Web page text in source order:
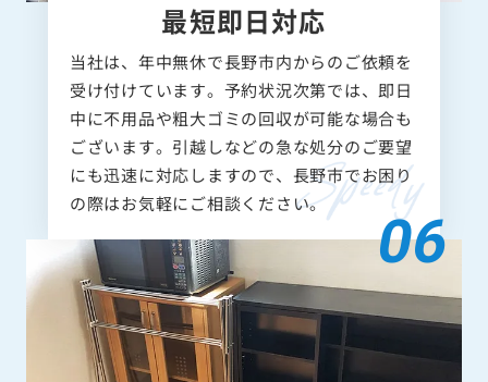
最短即日対応
当社は、年中無休で長野市内からのご依頼を
受け付けています。予約状況次第では、即日
中に不用品や粗大ゴミの回収が可能な場合も
ございます。引越しなどの急な処分のご要望
にも迅速に対応しますので、長野市でお困り
の際はお気軽にご相談ください。